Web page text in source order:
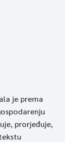
je prema
prorjeđuje,